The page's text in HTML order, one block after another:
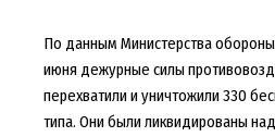
По данным Министерства обороны
июня дежурные силы
перехватили и уничтожили 330
типа. Они были ликвидированы